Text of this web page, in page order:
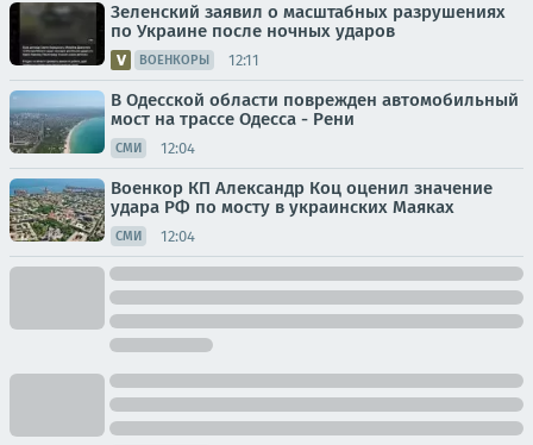
Зеленский заявил о масштабных разрушениях
по Украине после ночных ударов
ВОЕНКОРЫ 12:11
В Одесской области поврежден автомобильный
мост на трассе Одесса - Рени
СМИ 12:04
Военкор КП Александр Коц оценил значение
удара РФ по мосту в украинских Маяках
СМИ 12:04